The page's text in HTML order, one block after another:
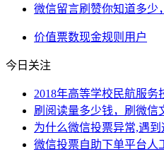
微信留言刷赞你知道多少
价值票数现金规则 用户
今日关注
2018年高等学校民航服
刷阅读量多少钱，刷微信
为什么微信投票异常,遇
微信投票自助下单平台人